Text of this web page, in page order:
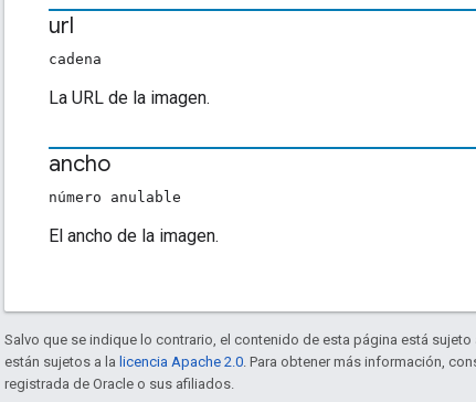
url
cadena
La URL de la imagen.
ancho
número anulable
El ancho de la imagen.
Salvo que se indique lo contrario, el contenido de esta página está sujeto
están sujetos a la licencia Apache 2.0 . Para obtener más información,
registrada de Oracle o sus afiliados.